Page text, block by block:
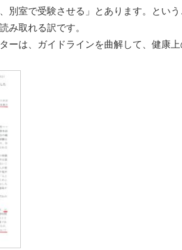
別室で受験させる」とあります。とい
み取れる訳です。
ーは、ガイドラインを曲解して、健康